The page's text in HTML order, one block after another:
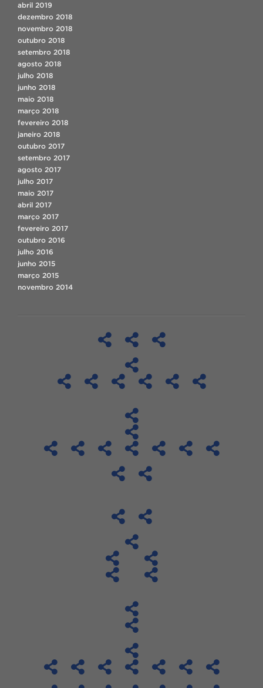
abril 2019
dezembro 2018
novembro 2018
outubro 2018
setembro 2018
agosto 2018
julho 2018
junho 2018
maio 2018
março 2018
fevereiro 2018
janeiro 2018
outubro 2017
setembro 2017
agosto 2017
julho 2017
maio 2017
abril 2017
março 2017
fevereiro 2017
outubro 2016
julho 2016
junho 2015
março 2015
novembro 2014